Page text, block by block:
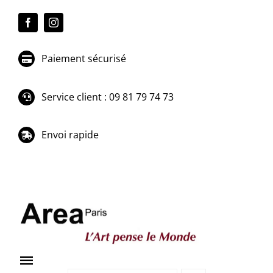
Paiement sécurisé
Service client : 09 81 79 74 73
Envoi rapide